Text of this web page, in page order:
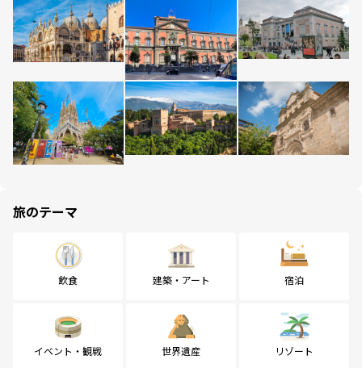
旅のテーマ
飲食 建築・アート 宿泊
イベント・観戦 世界遺産 リゾート